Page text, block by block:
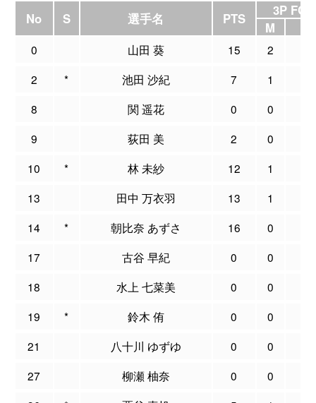
No S 選手名 PTS
3P FG
M
0 山田 葵 15 2
2
* 池田 沙紀 7 1
8
関 遥花 0 0
9
荻田 美 2 0
10
* 林 未紗 12 1
13
田中 万衣羽 13 1
14
* 朝比奈 あずさ 16 0
17
古谷 早紀 0 0
18
水上 七菜美 0 0
19
* 鈴木 侑 0 0
21
八十川 ゆずゆ 0 0
27
柳瀬 柚奈 0 0